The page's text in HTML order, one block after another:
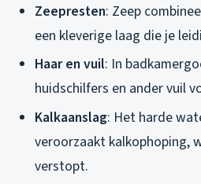
Zeepresten: Zeep
een kleverige laag die je
Haar en vuil: In
huidschilfers en ander vuil
Kalkaanslag: Het harde
veroorzaakt kalkophoping,
verstopt.